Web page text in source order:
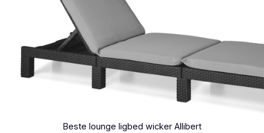
Beste lounge ligbed wicker Allibert